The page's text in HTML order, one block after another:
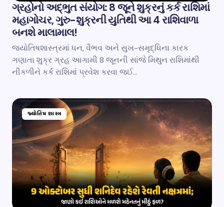
ગ્રહોનો અદ્ભુત સંયોગ: 8 જૂને શુક્રનું કર્ક રાશિમાં
મહાગોચર, ગુરુ-શુક્રની યુતિથી આ 4 રાશિવાળા
બનશે માલામાલ!
જ્યોતિષશાસ્ત્રમાં ધન, વૈભવ અને સુખ-સમૃદ્ધિના કારક
ગણાતા શુક્ર ગ્રહ આગામી 8 જૂનની સાંજે મિથુન રાશિમાંથી
નીકળીને કર્ક રાશિમાં પ્રવેશ કરવા જઈ…
જ્યોતિષ શાસ્ત્ર